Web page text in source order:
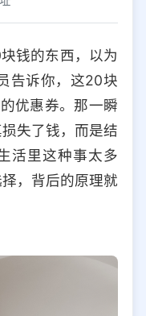
他钱的东西，以为
告诉你，这20块
优惠券。那一瞬
失了钱，而是结
活里这种事太多
，背后的原理就